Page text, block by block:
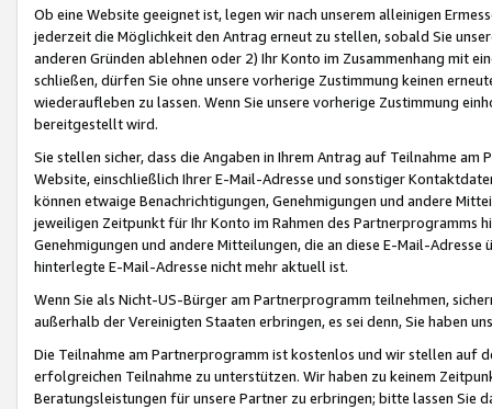
Ob eine Website geeignet ist, legen wir nach unserem alleinigen
jederzeit die Möglichkeit den Antrag erneut zu stellen, sobald Sie
anderen Gründen ablehnen oder 2) Ihr Konto im Zusammenhang mit
schließen, dürfen Sie ohne unsere vorherige Zustimmung keinen
wiederaufleben zu lassen. Wenn Sie unsere vorherige Zustimmung
bereitgestellt wird.
Sie stellen sicher, dass die Angaben in Ihrem Antrag auf Teilnahme
Website, einschließlich Ihrer E-Mail-Adresse und sonstiger
können etwaige Benachrichtigungen, Genehmigungen und andere
jeweiligen Zeitpunkt für Ihr Konto im Rahmen des Partnerprogramms
Genehmigungen und andere Mitteilungen, die an diese E-Mail-
hinterlegte E-Mail-Adresse nicht mehr aktuell ist.
Wenn Sie als Nicht-US-Bürger am Partnerprogramm teilnehmen,
außerhalb der Vereinigten Staaten erbringen, es sei denn, Sie haben
Die Teilnahme am Partnerprogramm ist kostenlos und wir stellen auf
erfolgreichen Teilnahme zu unterstützen. Wir haben zu keinem
Beratungsleistungen für unsere Partner zu erbringen; bitte lassen Sie